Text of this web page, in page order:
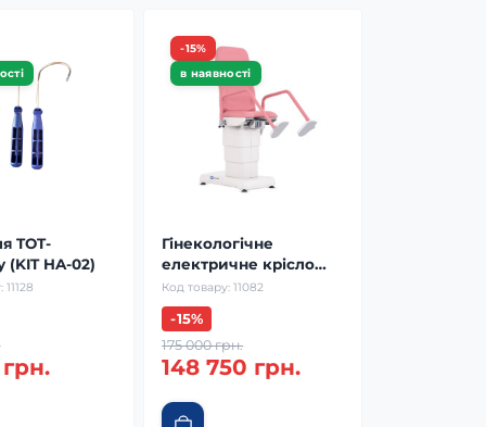
TOT-
(KIT HA-02)
11128
-15%
в наявності
Гінекологічне
електричне крісло
Schroder DT 21 ELITE
Код товару:11082
-15%
175 000 грн.
148 750 грн.